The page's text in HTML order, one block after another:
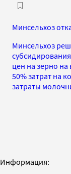
Минсельхоз
Минсельхоз
цен на зерно
50% затрат на
затраты
Информация: